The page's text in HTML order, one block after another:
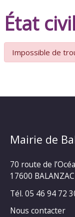
État civil
Impossible de
Mairie de
70 route de
17600 BALANZAC
Tél. 05 46 94 72
Nous contacter